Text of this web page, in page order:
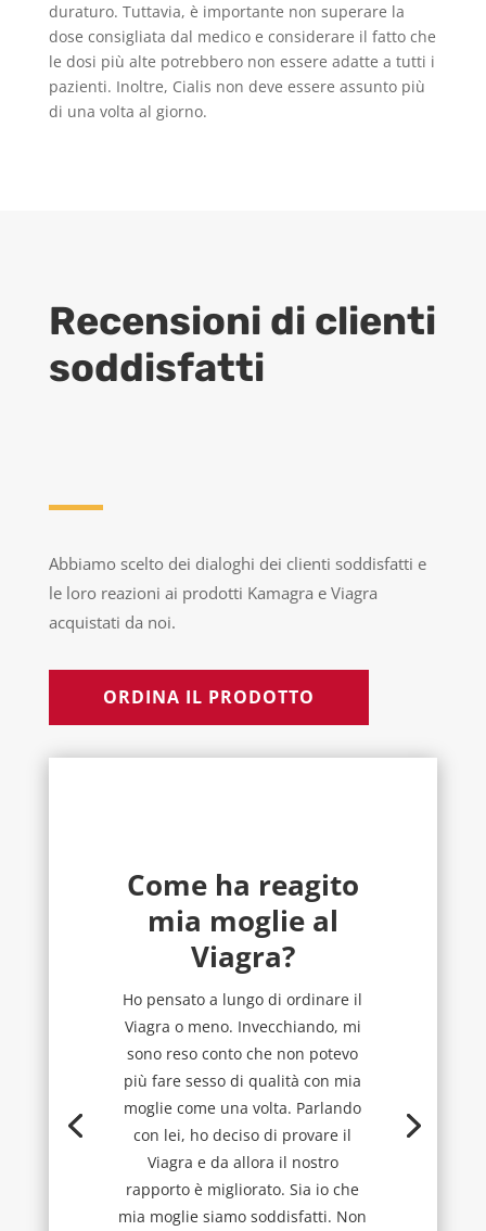
duraturo. Tuttavia, è importante non superare la
dose consigliata dal medico e considerare il fatto che
le dosi più alte potrebbero non essere adatte a tutti i
pazienti. Inoltre, Cialis non deve essere assunto più
di una volta al giorno.
Recensioni di clienti
soddisfatti
Abbiamo scelto dei dialoghi dei clienti soddisfatti e
le loro reazioni ai prodotti Kamagra e Viagra
acquistati da noi.
ORDINA IL PRODOTTO
Come ha reagito
mia moglie al
Viagra?
Ho pensato a lungo di ordinare il
Viagra o meno. Invecchiando, mi
sono reso conto che non potevo
più fare sesso di qualità con mia
moglie come una volta. Parlando
con lei, ho deciso di provare il
Viagra e da allora il nostro
rapporto è migliorato. Sia io che
mia moglie siamo soddisfatti. Non